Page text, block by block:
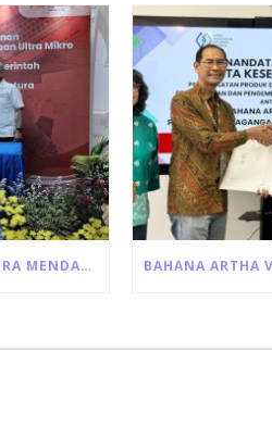
BAHANA ARTHA VENTURA MENDAPAT KEPERCAYAAN UNTUK PENYALURAN LANGSUNG PROGRAM ULTRA MIKRO DARI PEMERINTAH